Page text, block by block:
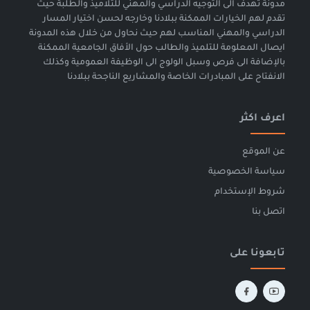
مدونة تهدف الى التوجيه الدراسي والمهني للتلاميذ والطلبة حيث
تقدم لهم الخيارات الممكنة ببلادنا وخارجه لحسن اختيار المسار
الدراسي والمهني المناسب لهم حيث نحاول من خلال هذه المدونة
ايصال المعلومة للتلميذ والطالب حول الأفاق الجامعية الممكنة
بالإضافة الى فرص وسبل الولوج الى الوظيفة العمومية وكذلك
الانفتاح على المبادرات الخاصة والمشاريع الناجحة ببلادنا
اعرف اكثر
عن الموقع
سياسة الخصوصية
شروط الإستخدام
اتصل بنا
تابعونا على